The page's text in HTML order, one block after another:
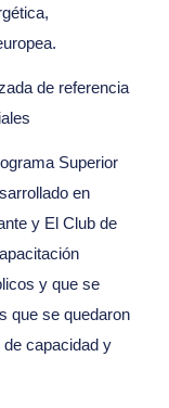
de referencia
Superior
en
y El Club de
y que se
que se quedaron
capacidad y